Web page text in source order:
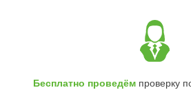
Бесплатно проведём проверку